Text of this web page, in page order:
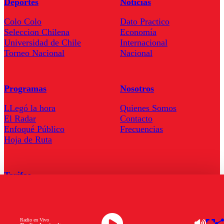
Radio en Vivo
Deportes
Colo Colo
Seleccion Chilena
Universidad de Chile
Torneo Nacional
Noticias
Dato Practico
Economía
Internacional
Nacional
Programas
LLegó la hora
El Radar
Enfoqué Público
Hoja de Ruta
Nosotros
Quienes Somos
Contacto
Frecuencias
Tarifas